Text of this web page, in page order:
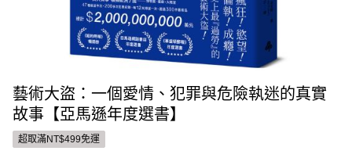
藝術大盜：一個愛情、犯罪與危險執迷的真實
故事【亞馬遜年度選書】
超取滿NT$499免運